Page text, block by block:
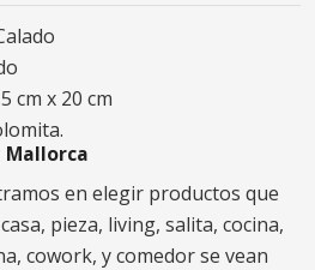
cm x 20 cm
Mallorca
en elegir productos que
pieza, living, salita, cocina,
cowork, y comedor se vean